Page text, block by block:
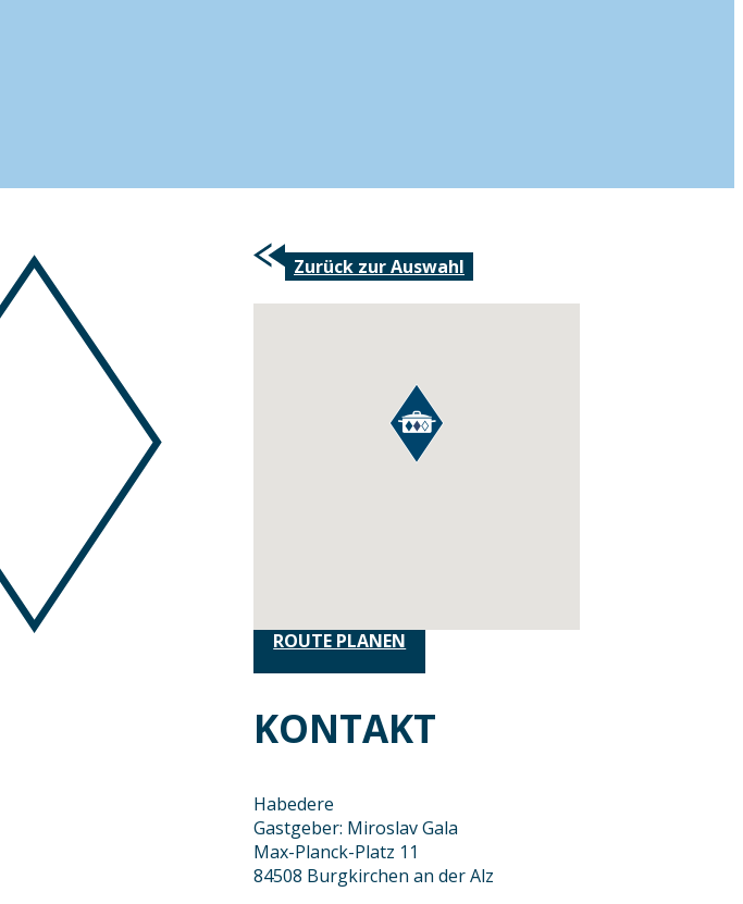
Zurück zur Auswahl
ROUTE PLANEN
KONTAKT
Habedere
Gastgeber: Miroslav Gala
Max-Planck-Platz 11
84508 Burgkirchen an der Alz